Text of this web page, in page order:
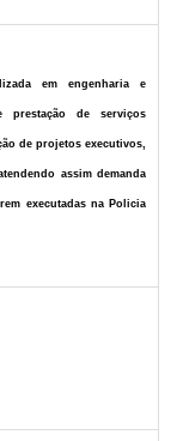
em engenharia e
prestação de serviços
de projetos executivos,
assim demanda
executadas na Policia